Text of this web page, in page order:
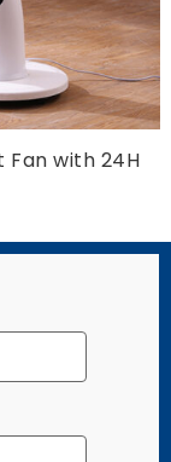
Fan with 24H